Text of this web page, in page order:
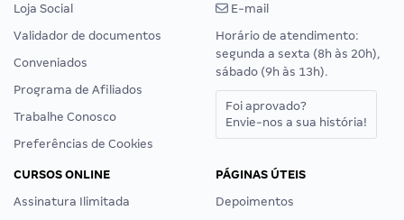
Loja Social
Validador de documentos
Conveniados
Programa de Afiliados
Trabalhe Conosco
Preferências de Cookies
E-mail
Horário de atendimento:
segunda a sexta (8h às 20h),
sábado (9h às 13h).
Foi aprovado?
Envie-nos a sua história!
CURSOS ONLINE
Assinatura Ilimitada
PÁGINAS ÚTEIS
Depoimentos